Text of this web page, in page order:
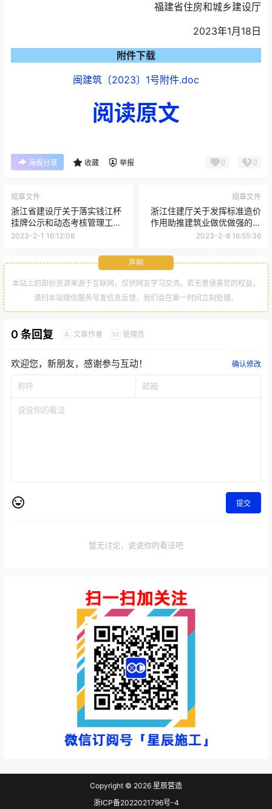
福建省住房和城乡建设厅
2023年1月18日
附件下载
闽建筑〔2023〕1号附件.doc
阅读原文
海报分享 收藏 举报 0 0
规章文件
浙江省建设厅关于落实钱江杯
挂牌公示和动态考核管理工作
的通知
2023-2-1 16:12:08
规章文件
浙江住建厅关于发挥标准造价
作用助推建筑业做优做强的指
导意见
2023-2-8 16:55:36
声明
本站上的部份资源来源于互联网，仅供网友学习交流。若无意侵害您的权益，
请扫本站微信服务号发信息反馈，我们会在第一时间立刻处理。
0 条回复 A 文章作者 M 管理员
欢迎您，新朋友，感谢参与互动！ 确认修改
提交
暂无讨论，说说你的看法吧
Copyright © 2026 星辰营造
浙ICP备2022021796号-4